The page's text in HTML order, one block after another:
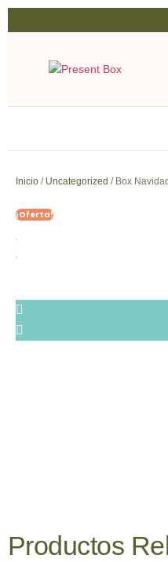
Inicio / Uncategorized / Box
¡Oferta!
Productos